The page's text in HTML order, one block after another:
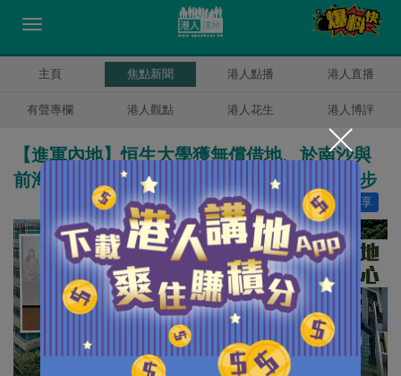
主頁 焦點新聞 港人點播 港人直播
有聲專欄 港人觀點 港人花生 港人博評
【進軍內地】恒生大學獲無償借地、於南沙與
前海設中心 何順文：恒大進駐大灣區的第一步
分享
讚好 6